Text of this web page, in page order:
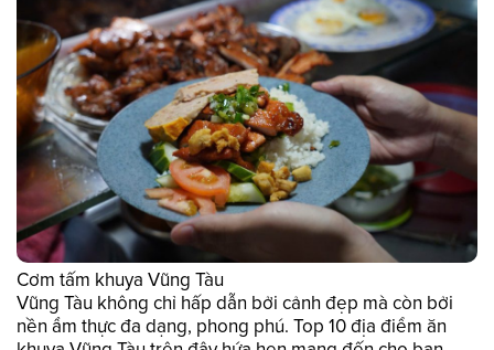
Cơm tấm khuya Vũng Tàu
Vũng Tàu không chỉ hấp dẫn bởi cảnh đẹp mà còn bởi
nền ẩm thực đa dạng, phong phú. Top 10 địa điểm ăn